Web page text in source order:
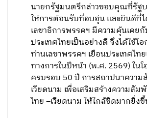
นายกรัฐมนตรีกล่าวขอบคุณที่รัฐบ
ให้การต้อนรับที่อบอุ่น และยินดีที่ไ
เลขาธิการพรรคฯ มีความคุ้นเคย
ประเทศไทยเป็นอย่างดี จึงได้ใช้โ
ท่านเลขาพรรคฯ เยือนประเทศไท
ทางการในปีหน้า (พ.ศ. 2569) ใน
ครบรอบ 50 ปี การสถาปนาควา
เวียดนาม เพื่อเสริมสร้างความสัม
ไทย –เวียดนาม ให้ใกล้ชิดมากยิ่ง